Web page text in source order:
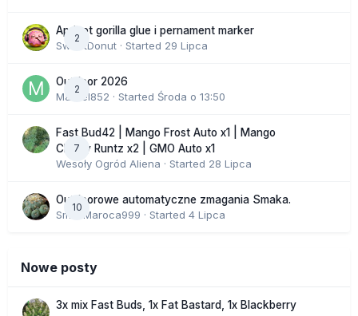
2
Apricot gorilla glue i pernament marker
SweetDonut · Started 29 Lipca
2
Outdoor 2026
Marcel852 · Started Środa o 13:50
7
Fast Bud42 | Mango Frost Auto x1 | Mango
Cherry Runtz x2 | GMO Auto x1
Wesoły Ogród Aliena · Started 28 Lipca
10
Outdoorowe automatyczne zmagania Smaka.
SmakMaroca999 · Started 4 Lipca
Nowe posty
3x mix Fast Buds, 1x Fat Bastard, 1x Blackberry